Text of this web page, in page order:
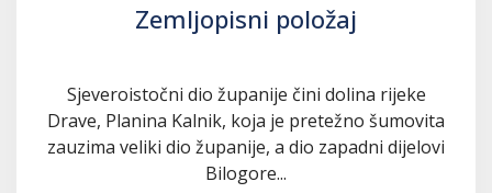
Zemljopisni položaj
Sjeveroistočni dio županije čini dolina rijeke
Drave, Planina Kalnik, koja je pretežno šumovita
zauzima veliki dio županije, a dio zapadni dijelovi
Bilogore...